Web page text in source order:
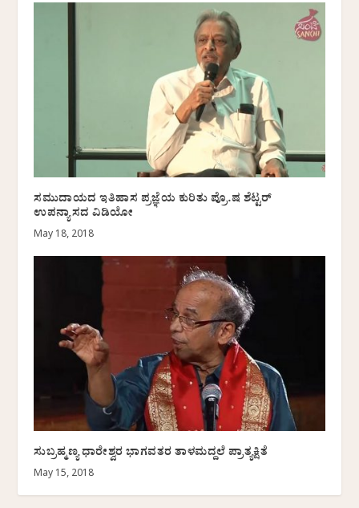
ಸಮುದಾಯದ ಇತಿಹಾಸ ಪ್ರಜ್ಞೆಯ ಕುರಿತು ಪ್ರೊ.ಷ ಶೆಟ್ಟರ್
ಉಪನ್ಯಾಸದ ವಿಡಿಯೋ
May 18, 2018
ಸುಬ್ರಹ್ಮಣ್ಯ ಧಾರೇಶ್ವರ ಭಾಗವತರ ತಾಳಮದ್ದಲೆ ಪ್ರಾತ್ಯಕ್ಷಿತೆ
May 15, 2018